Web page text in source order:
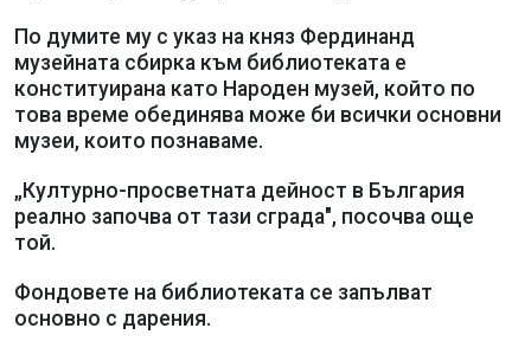
По думите му с указ на княз Фердинанд
музейната сбирка към библиотеката е
конституирана като Народен музей, който по
това време обединява може би всички основни
музеи, които познаваме.
„Културно-просветната дейност в България
реално започва от тази сграда", посочва още
той.
Фондовете на библиотеката се запълват
основно с дарения.